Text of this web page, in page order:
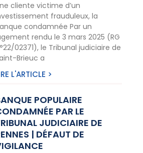
cliente victime d’un
frauduleux, la
condamnée Par un
rendu le 3 mars 2025 (RG
02371), le Tribunal judiciaire de
Brieuc a
L'ARTICLE >
POPULAIRE
PAR LE
JUDICIAIRE DE
| DÉFAUT DE